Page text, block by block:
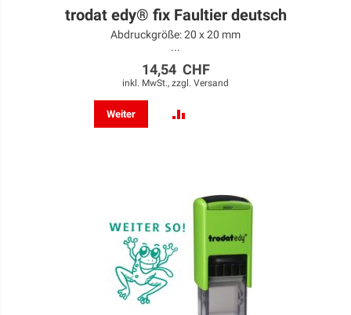
trodat edy® fix Faultier deutsch
Abdruckgröße: 20 x 20 mm
...
14,54 CHF
inkl. MwSt., zzgl. Versand
Weiter